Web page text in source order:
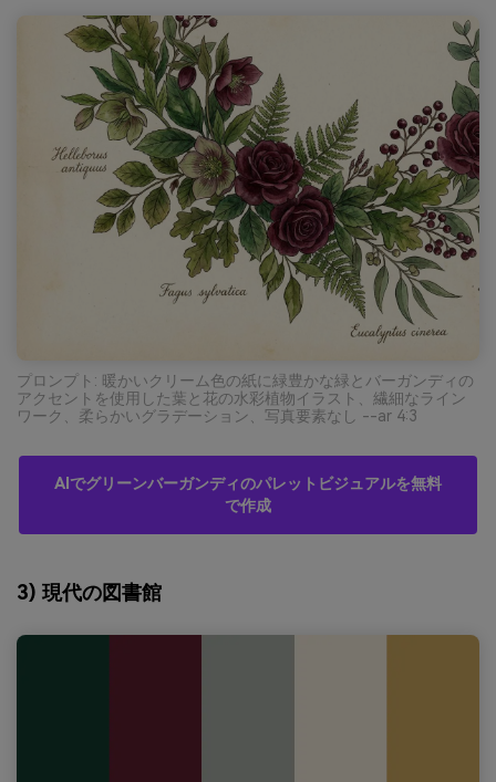
プロンプト: 暖かいクリーム色の紙に緑豊かな緑とバーガンディの
アクセントを使用した葉と花の水彩植物イラスト、繊細なライン
ワーク、柔らかいグラデーション、写真要素なし --ar 4:3
AIでグリーンバーガンディのパレットビジュアルを無料
で作成
3) 現代の図書館